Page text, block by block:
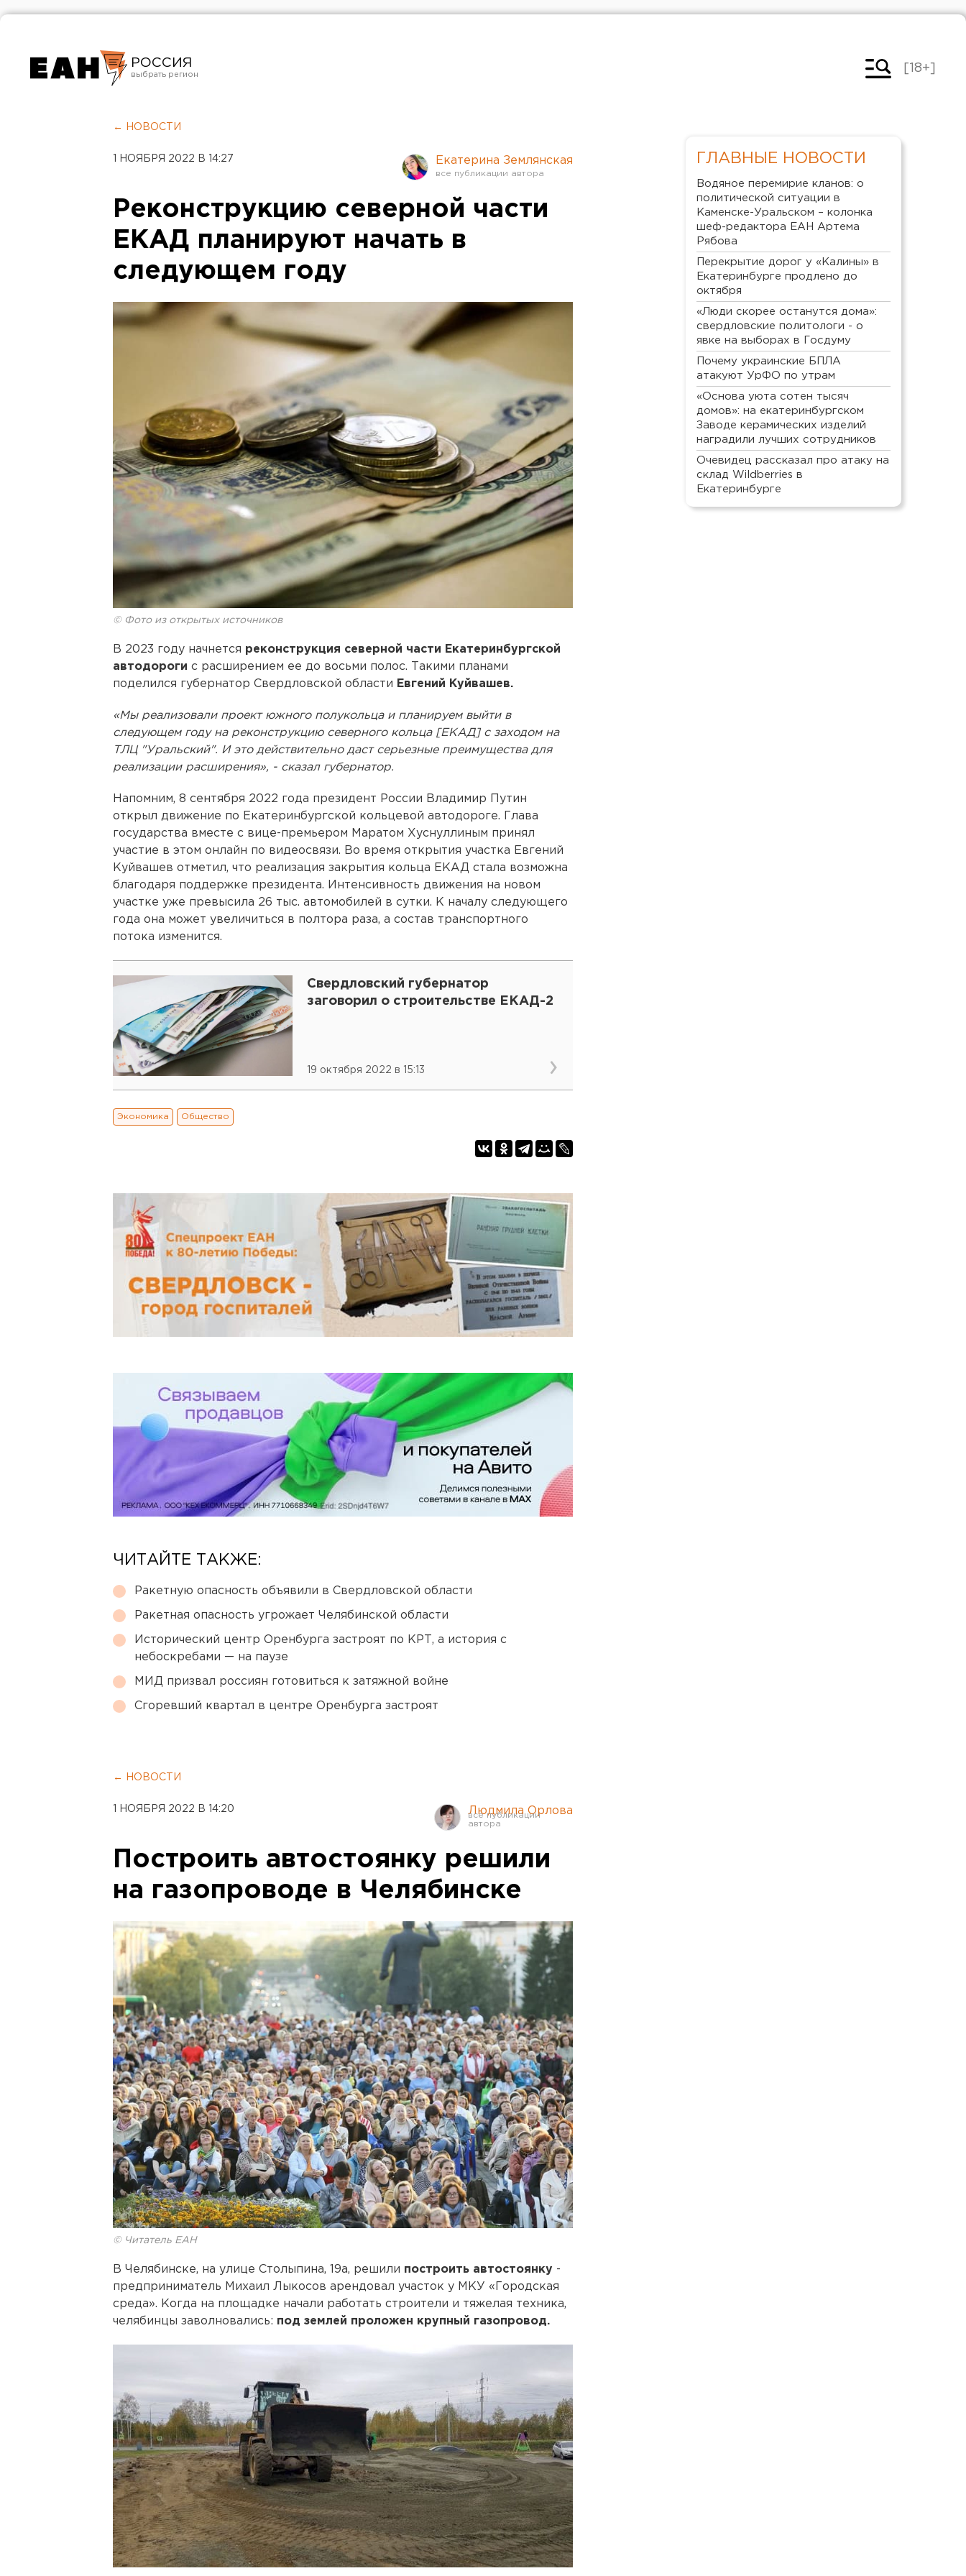
РОССИЯ
Челябинск
[18+]
← НОВОСТИ
1 НОЯБРЯ 2022 В 14:27 Екатерина Землянская
Реконструкцию северной части
ЕКАД планируют начать в
следующем году
© Фото из открытых источников
В 2023 году начнется реконструкция северной части Екатеринбургской
автодороги с расширением ее до восьми полос. Такими планами
поделился губернатор Свердловской области Евгений Куйвашев.
«Мы реализовали проект южного полукольца и планируем выйти в
следующем году на реконструкцию северного кольца [ЕКАД] с заходом на
ТЛЦ "Уральский". И это действительно даст серьезные преимущества для
реализации расширения», - сказал губернатор.
Напомним, 8 сентября 2022 года президент России Владимир Путин
открыл движение по Екатеринбургской кольцевой автодороге. Глава
государства вместе с вице-премьером Маратом Хуснуллиным принял
участие в этом онлайн по видеосвязи. Во время открытия участка Евгений
Куйвашев отметил, что реализация закрытия кольца ЕКАД стала возможна
благодаря поддержке президента. Интенсивность движения на новом
участке уже превысила 26 тыс. автомобилей в сутки. К началу следующего
года она может увеличиться в полтора раза, а состав транспортного
потока изменится.
Свердловский губернатор
заговорил о строительстве ЕКАД-2
19 октября 2022 в 15:13
Экономика Общество
ЧИТАЙТЕ ТАКЖЕ:
Ракетную опасность объявили в Свердловской области
Ракетная опасность угрожает Челябинской области
Исторический центр Оренбурга застроят по КРТ, а история с
небоскребами — на паузе
МИД призвал россиян готовиться к затяжной войне
Сгоревший квартал в центре Оренбурга застроят
← НОВОСТИ
1 НОЯБРЯ 2022 В 14:20 Людмила Орлова
Построить автостоянку решили
на газопроводе в Челябинске
© Читатель ЕАН
В Челябинске, на улице Столыпина, 19а, решили построить автостоянку -
предприниматель Михаил Лыкосов арендовал участок у МКУ «Городская
среда». Когда на площадке начали работать строители и тяжелая техника,
челябинцы заволновались: под землей проложен крупный газопровод.
ГЛАВНЫЕ НОВОСТИ
Водяное перемирие кланов: о
политической ситуации в
Каменске-Уральском – колонка
шеф-редактора ЕАН Артема
Рябова
Перекрытие дорог у «Калины» в
Екатеринбурге продлено до
октября
«Люди скорее останутся дома»:
свердловские политологи - о
явке на выборах в Госдуму
Почему украинские БПЛА
атакуют УрФО по утрам
«Основа уюта сотен тысяч
домов»: на екатеринбургском
Заводе керамических изделий
наградили лучших сотрудников
Очевидец рассказал про атаку на
склад Wildberries в
Екатеринбурге